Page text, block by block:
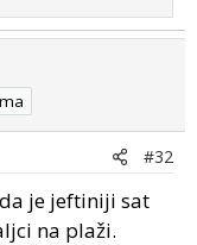
#32
je jeftiniji sat
na plaži.